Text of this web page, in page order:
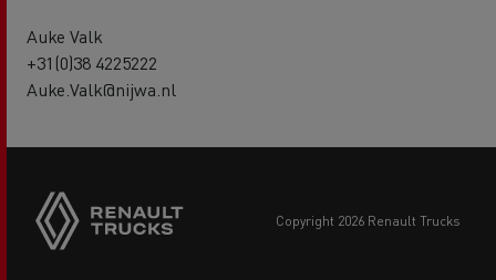
Auke Valk
+31(0)38 4225222
Auke.Valk@nijwa.nl
copyright 2026 Renault Trucks